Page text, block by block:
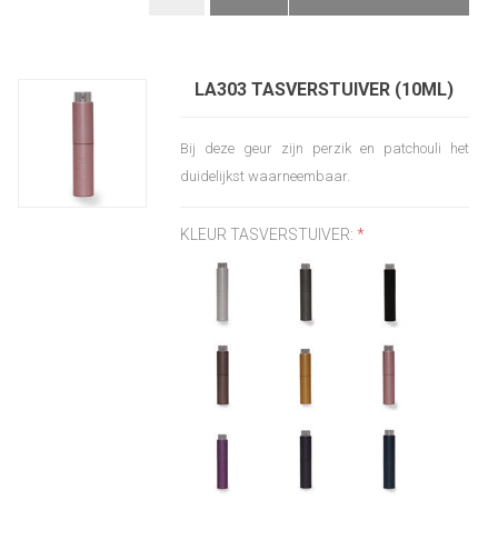
LA303 TASVERSTUIVER (10ML)
Bij deze geur zijn perzik en patchouli het
duidelijkst waarneembaar.
KLEUR TASVERSTUIVER: *